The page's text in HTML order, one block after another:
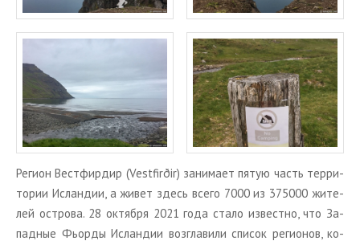
Ре­ги­он Вест­фир­дир (Vestfirðir) за­ни­ма­ет пятую часть тер­ри­
то­рии Ис­лан­дии, а живет здесь всего 7000 из 375000 жи­те­
лей ост­ро­ва. 28 ок­тяб­ря 2021 года стало из­вест­но, что За­
пад­ные Фьор­ды Ис­лан­дии воз­гла­ви­ли спи­сок ре­ги­о­нов, ко­